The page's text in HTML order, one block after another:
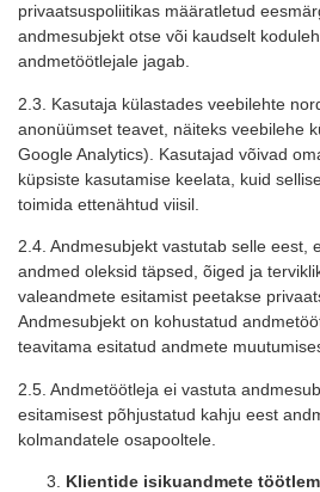
privaatsuspoliitikas määratletud
andmesubjekt otse või kaudselt
andmetöötlejale jagab.
2.3. Kasutaja külastades veebilehte
anonüümset teavet, näiteks veebilehe
Google Analytics). Kasutajad võivad
küpsiste kasutamise keelata, kuid
toimida ettenähtud viisil.
2.4. Andmesubjekt vastutab selle eest,
andmed oleksid täpsed, õiged ja
valeandmete esitamist peetakse
Andmesubjekt on kohustatud
teavitama esitatud andmete
2.5. Andmetöötleja ei vastuta
esitamisest põhjustatud kahju eest
kolmandatele osapooltele.
Klientide isikuandmete